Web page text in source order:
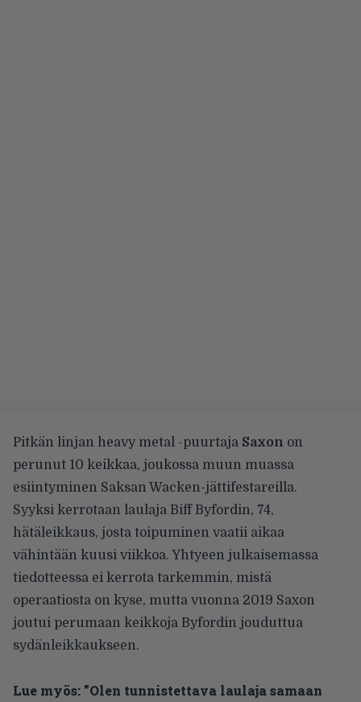
Pitkän linjan heavy metal -puurtaja Saxon on
perunut 10 keikkaa, joukossa muun muassa
esiintyminen Saksan Wacken-jättifestareilla.
Syyksi kerrotaan laulaja Biff Byfordin, 74,
hätäleikkaus, josta toipuminen vaatii aikaa
vähintään kuusi viikkoa. Yhtyeen julkaisemassa
tiedotteessa ei kerrota tarkemmin, mistä
operaatiosta on kyse, mutta vuonna 2019 Saxon
joutui perumaan keikkoja Byfordin jouduttua
sydänleikkaukseen.
Lue myös:”Olen tunnistettava laulaja samaan